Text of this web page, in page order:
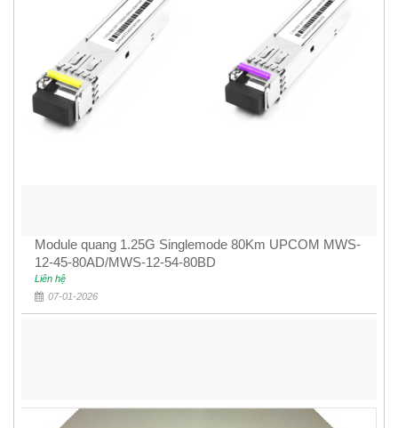
Module quang 1.25G Singlemode 80Km UPCOM MWS-
12-45-80AD/MWS-12-54-80BD
Liên hệ
07-01-2026